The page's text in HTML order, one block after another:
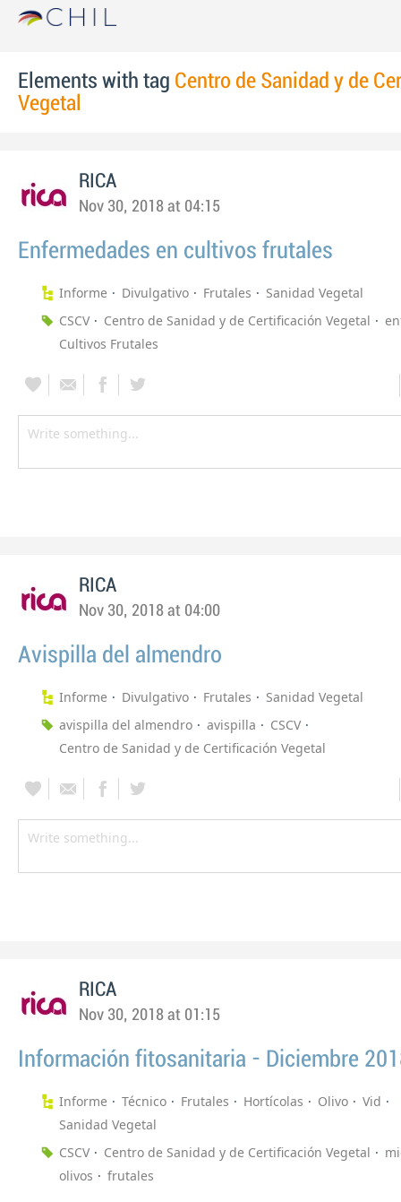
Elements with tag Centro de Sanidad y de
Vegetal
RICA
Nov 30, 2018 at 04:15
Enfermedades en cultivos frutales
Informe Divulgativo Frutales
Sanidad Vegetal
CSCV
Centro de Sanidad y de Certificación Vegetal
Cultivos Frutales
RICA
Nov 30, 2018 at 04:00
Avispilla del almendro
Informe Divulgativo Frutales
Sanidad Vegetal
avispilla del almendro
avispilla
CSCV
Centro de Sanidad y de Certificación Vegetal
RICA
Nov 30, 2018 at 01:15
Información fitosanitaria - Diciembre
Informe Técnico Frutales Hortícolas Olivo
Vid
Sanidad Vegetal
CSCV
Centro de Sanidad y de Certificación Vegetal
olivos
frutales